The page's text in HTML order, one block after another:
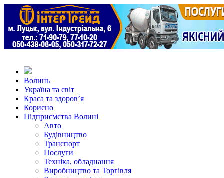
Волинь
Україна та світ
Краса та здоров’я
Корисно
Підприємства Волині
Авто
Будівництво
Транспорт
Послуги
Техніка, обладнання
Виробництво та Торгівля